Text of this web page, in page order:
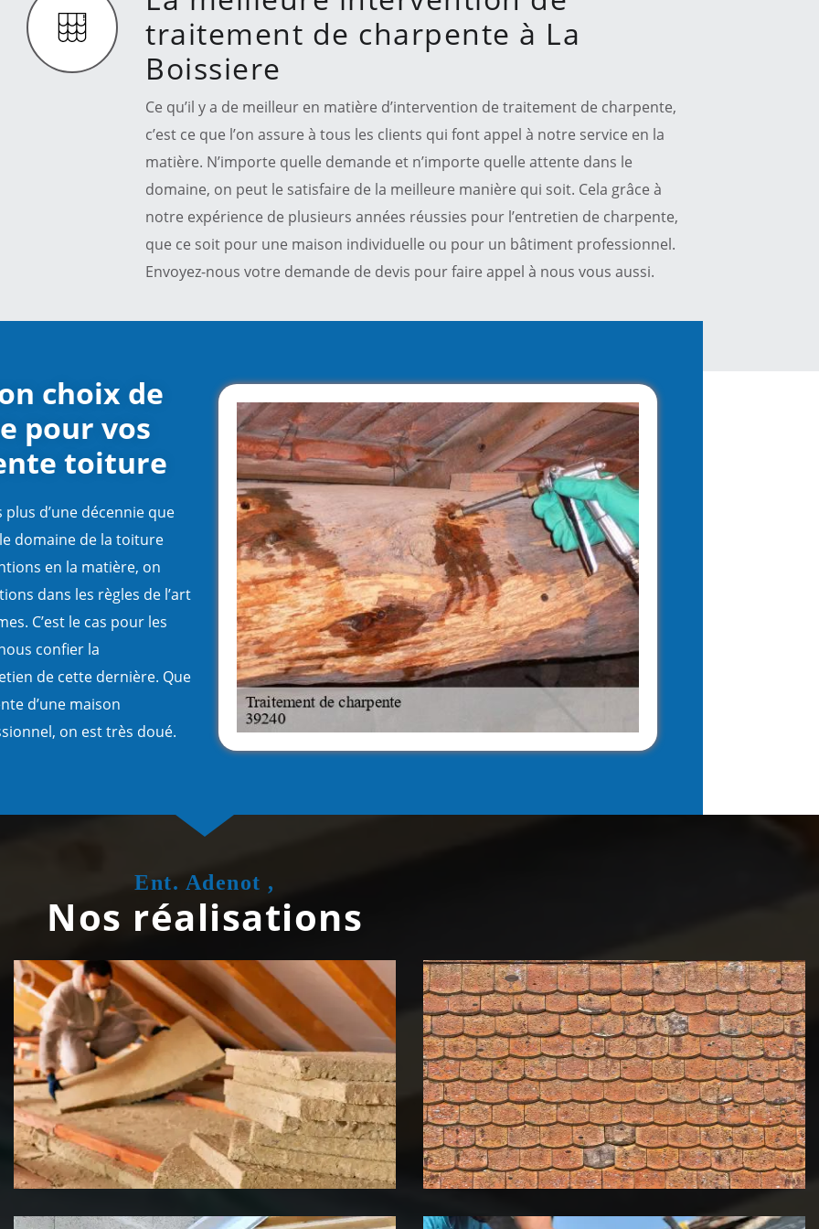
traitement de charpente à La
Boissiere
Ce qu’il y a de meilleur en matière d’intervention de traitement de charpente,
c’est ce que l’on assure à tous les clients qui font appel à notre service en la
matière. N’importe quelle demande et n’importe quelle attente dans le
domaine, on peut le satisfaire de la meilleure manière qui soit. Cela grâce à
notre expérience de plusieurs années réussies pour l’entretien de charpente,
que ce soit pour une maison individuelle ou pour un bâtiment professionnel.
Envoyez-nous votre demande de devis pour faire appel à nous vous aussi.
choix de
pour vos
toiture
plus d’une décennie que
domaine de la toiture
en la matière, on
dans les règles de l’art
C’est le cas pour les
confier la
de cette dernière. Que
d’une maison
on est très doué.
Ent. Adenot ,
Nos réalisations
Isolation de toiture 39 Jura
Nettoyage et démoussage de
toiture 39 Jura